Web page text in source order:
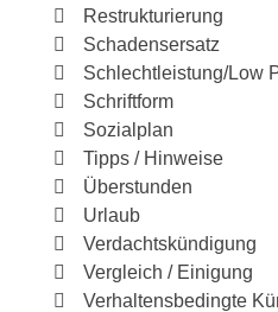
Restrukturierung
Schadensersatz
Schlechtleistung/Low
Schriftform
Sozialplan
Tipps / Hinweise
Überstunden
Urlaub
Verdachtskündigung
Vergleich / Einigung
Verhaltensbedingte